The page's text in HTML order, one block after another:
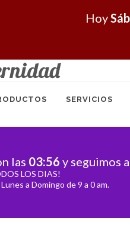
Hoy
SERVICIOS
las 03:56 y seguimos
LOS DIAS!
a Domingo de 9 a 0 am.